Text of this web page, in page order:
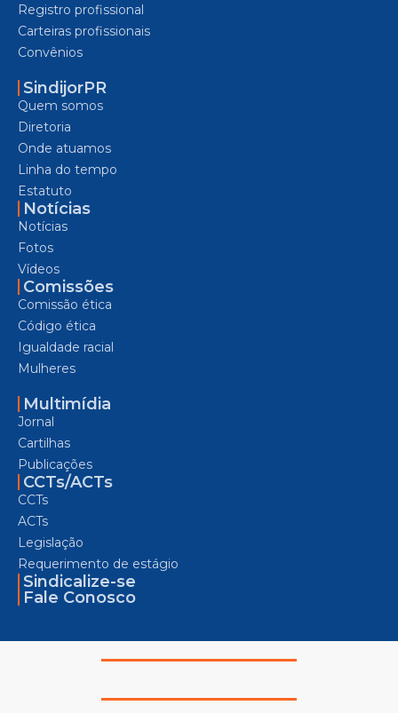
Registro profissional
Carteiras profissionais
Convênios
SindijorPR
Quem somos
Diretoria
Onde atuamos
Linha do tempo
Estatuto
Notícias
Notícias
Fotos
Vídeos
Comissões
Comissão ética
Código ética
Igualdade racial
Mulheres
Multimídia
Jornal
Cartilhas
Publicações
CCTs/ACTs
CCTs
ACTs
Legislação
Requerimento de estágio
Sindicalize-se
Fale Conosco